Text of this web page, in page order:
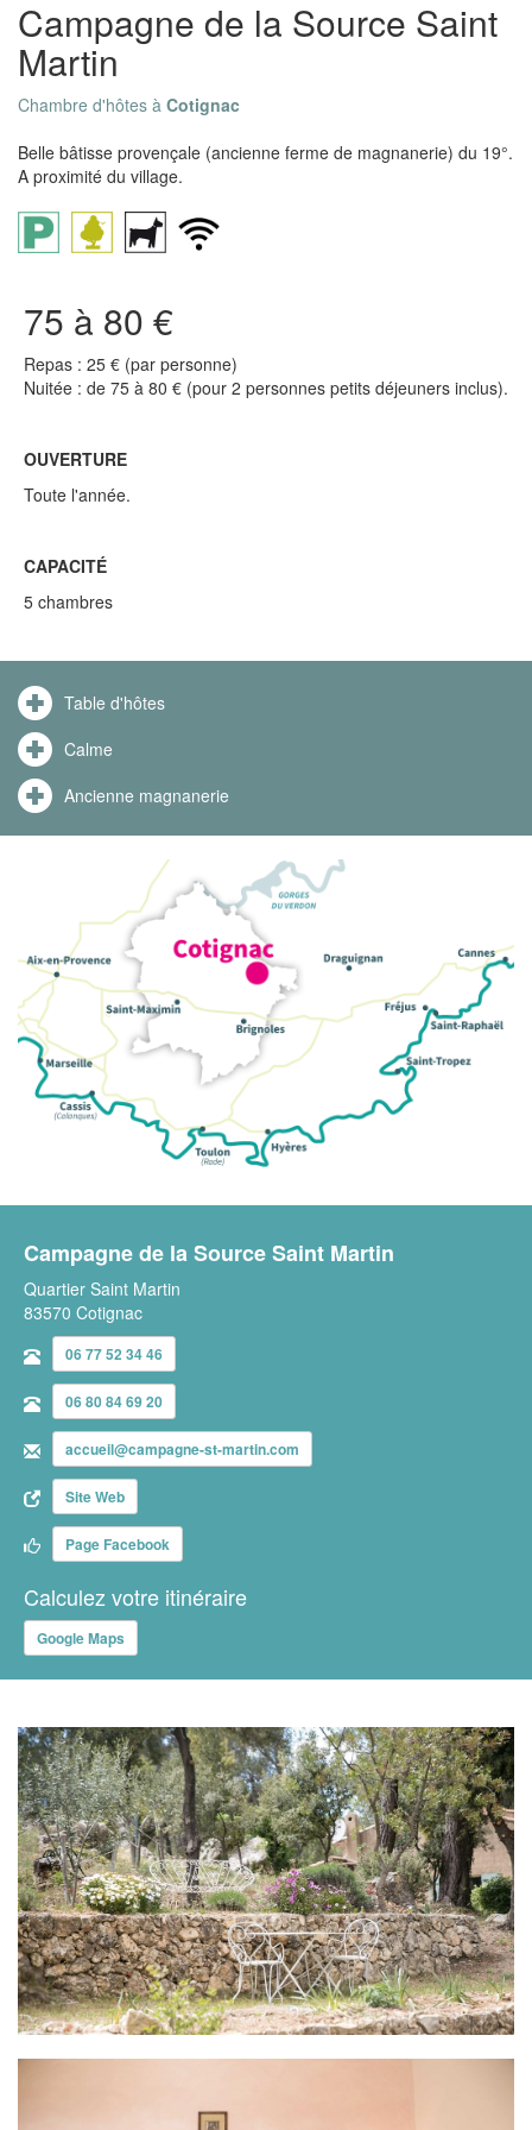
Campagne de la Source Saint
Martin
Chambre d'hôtes à Cotignac
Belle bâtisse provençale (ancienne ferme de magnanerie) du 19°.
A proximité du village.
75 à 80 €
Repas : 25 € (par personne)
Nuitée : de 75 à 80 € (pour 2 personnes petits déjeuners inclus).
OUVERTURE
Toute l'année.
CAPACITÉ
5 chambres
Table d'hôtes
Calme
Ancienne magnanerie
Campagne de la Source Saint Martin
Quartier Saint Martin
83570 Cotignac
06 77 52 34 46
06 80 84 69 20
accueil@campagne-st-martin.com
Site Web
Page Facebook
Calculez votre itinéraire
Google Maps